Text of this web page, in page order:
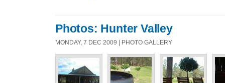
Photos: Hunter Valley
MONDAY, 7 DEC 2009 | PHOTO GALLERY